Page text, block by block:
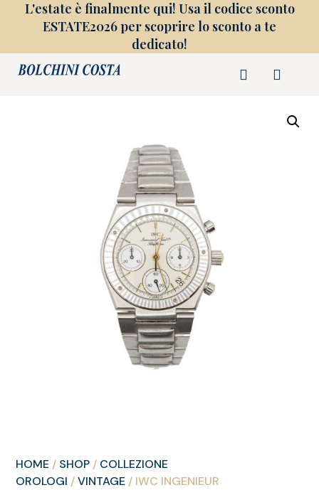
L'estate è finalmente qui! Usa il codice sconto
ESTATE2026 per scoprire lo sconto a te
dedicato!
HOME / SHOP / COLLEZIONE
OROLOGI /VINTAGE / IWC INGENIEUR